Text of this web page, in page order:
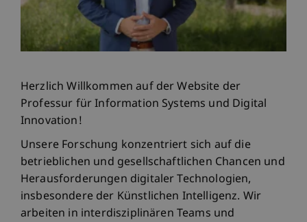
Herzlich Willkommen auf der Website der
Professur für Information Systems und Digital
Innovation!
Unsere Forschung konzentriert sich auf die
betrieblichen und gesellschaftlichen Chancen und
Herausforderungen digitaler Technologien,
insbesondere der Künstlichen Intelligenz. Wir
arbeiten in interdisziplinären Teams und